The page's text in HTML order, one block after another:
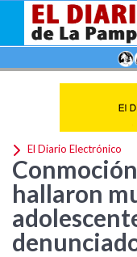
El Diario Electrónico
hallaron